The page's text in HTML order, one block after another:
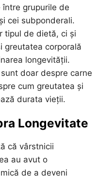
grupurile de
cei subponderali.
tipul de dietă, ci și
greutatea corporală
longevității.
doar despre carne
cum greutatea și
durata vieții.
Longevitate
că vârstnicii
au avut o
de a deveni